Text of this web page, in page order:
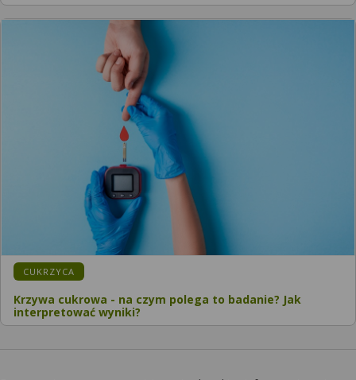
KATEGORIA:
CUKRZYCA
Krzywa cukrowa - na czym polega to badanie? Jak
interpretować wyniki?